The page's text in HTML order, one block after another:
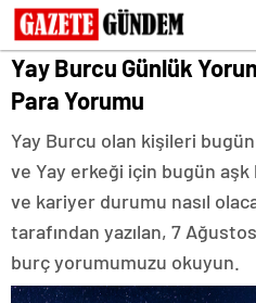
Yay Burcu Günlük
Para Yorumu
Yay Burcu olan kişileri
ve Yay erkeği için bugün aşk
ve kariyer durumu nasıl
tarafından yazılan, 7
burç yorumumuzu okuyun.